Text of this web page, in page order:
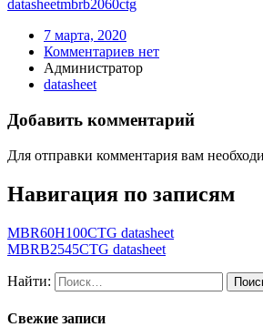
datasheetmbrb2060ctg
7 марта, 2020
Комментариев нет
Администратор
datasheet
Добавить комментарий
Для отправки комментария вам
Навигация по записям
MBR60H100CTG datasheet
MBRB2545CTG datasheet
Найти:
Свежие записи